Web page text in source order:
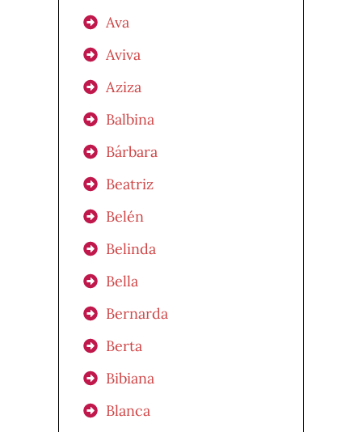
Ava
Aviva
Aziza
Balbina
Bárbara
Beatriz
Belén
Belinda
Bella
Bernarda
Berta
Bibiana
Blanca